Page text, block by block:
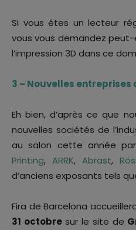
Si vous êtes un lecteur
vous vous demandez
l’impression 3D dans ce
3 – Nouvelles entreprises
Eh bien, d’après ce que
nouvelles sociétés de
au salon cette année
Printing, ARRK, Abrast,
d’anciens exposants tels
Fira de Barcelona
31 octobresur le site de